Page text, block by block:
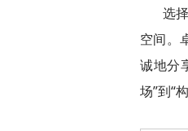
选
空间。
诚地分
场”到“